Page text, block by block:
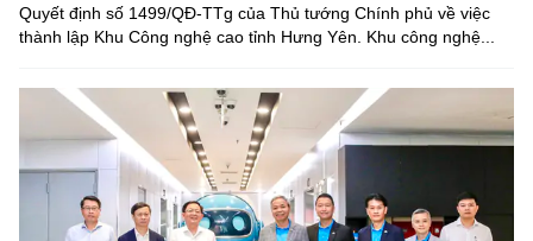
Quyết định số 1499/QĐ-TTg của Thủ tướng Chính phủ về việc
thành lập Khu Công nghệ cao tỉnh Hưng Yên. Khu công nghệ...